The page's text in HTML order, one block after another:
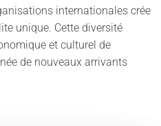
internationales crée
unique. Cette diversité
et culturel de
de nouveaux arrivants